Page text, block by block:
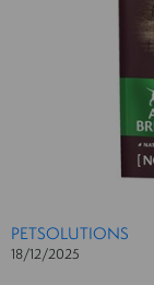
PETSOLUTIONS
18/12/2025